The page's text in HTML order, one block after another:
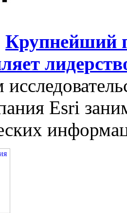
Крупнейший
Esri